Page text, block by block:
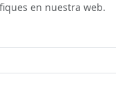
en nuestra web.